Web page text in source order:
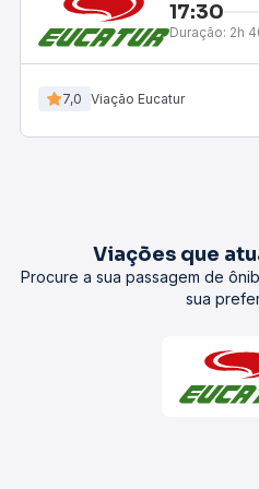
17:30
Duração: 2h
7,0 Viação Eucatur
Viações que
Procure a sua passagem de
sua